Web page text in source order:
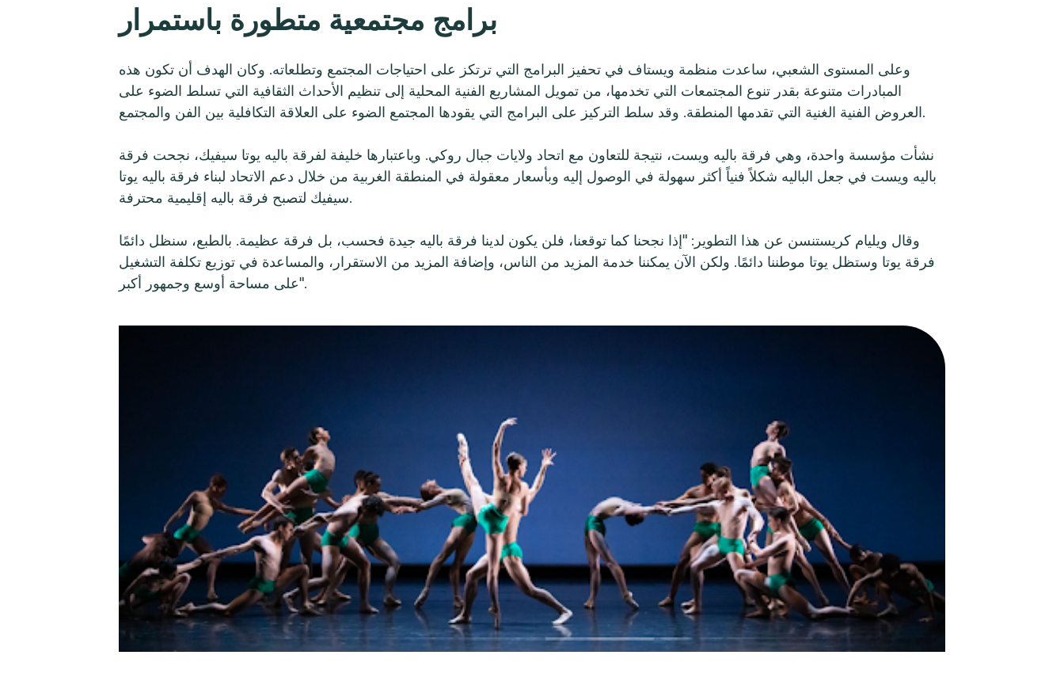
برامج مجتمعية متطورة باستمرار
وعلى المستوى الشعبي، ساعدت منظمة ويستاف في تحفيز البرامج التي ترتكز على احتياجات المجتمع وتطلعاته. وكان الهدف أن تكون هذه
المبادرات متنوعة بقدر تنوع المجتمعات التي تخدمها، من تمويل المشاريع الفنية المحلية إلى تنظيم الأحداث الثقافية التي تسلط الضوء على
العروض الفنية الغنية التي تقدمها المنطقة. وقد سلط التركيز على البرامج التي يقودها المجتمع الضوء على العلاقة التكافلية بين الفن والمجتمع.
نشأت مؤسسة واحدة، وهي فرقة باليه ويست، نتيجة للتعاون مع اتحاد ولايات جبال روكي. وباعتبارها خليفة لفرقة باليه يوتا سيفيك، نجحت فرقة
باليه ويست في جعل الباليه شكلاً فنياً أكثر سهولة في الوصول إليه وبأسعار معقولة في المنطقة الغربية من خلال دعم الاتحاد لبناء فرقة باليه يوتا
سيفيك لتصبح فرقة باليه إقليمية محترفة.
وقال ويليام كريستنسن عن هذا التطوير: "إذا نجحنا كما توقعنا، فلن يكون لدينا فرقة باليه جيدة فحسب، بل فرقة عظيمة. بالطبع، سنظل دائمًا
فرقة يوتا وستظل يوتا موطننا دائمًا. ولكن الآن يمكننا خدمة المزيد من الناس، وإضافة المزيد من الاستقرار، والمساعدة في توزيع تكلفة التشغيل
على مساحة أوسع وجمهور أكبر".